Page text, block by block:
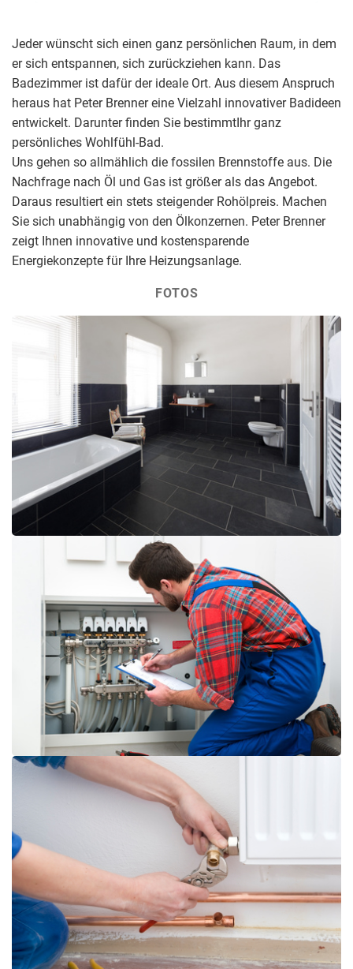
Jeder wünscht sich einen ganz persönlichen Raum, in dem
er sich entspannen, sich zurückziehen kann. Das
Badezimmer ist dafür der ideale Ort. Aus diesem Anspruch
heraus hat Peter Brenner eine Vielzahl innovativer Badideen
entwickelt. Darunter finden Sie bestimmtIhr ganz
persönliches Wohlfühl-Bad.
Uns gehen so allmählich die fossilen Brennstoffe aus. Die
Nachfrage nach Öl und Gas ist größer als das Angebot.
Daraus resultiert ein stets steigender Rohölpreis. Machen
Sie sich unabhängig von den Ölkonzernen. Peter Brenner
zeigt Ihnen innovative und kostensparende
Energiekonzepte für Ihre Heizungsanlage.
FOTOS